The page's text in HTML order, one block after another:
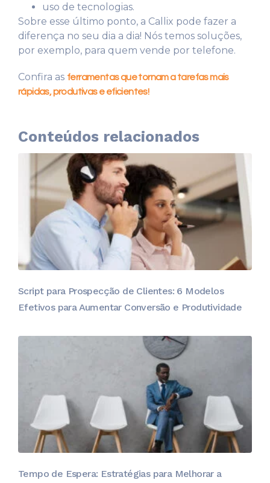
uso de tecnologias.
Sobre esse último ponto, a Callix pode fazer a
diferença no seu dia a dia! Nós temos soluções,
por exemplo, para quem vende por telefone.
Confira as ferramentas que tornam a tarefas mais
rápidas, produtivas e eficientes!
Conteúdos relacionados
Script para Prospecção de Clientes: 6 Modelos
Efetivos para Aumentar Conversão e Produtividade
Tempo de Espera: Estratégias para Melhorar a